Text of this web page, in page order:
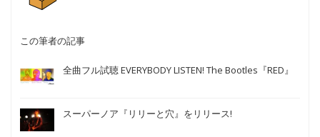
この筆者の記事
全曲フル試聴 EVERYBODY LISTEN! The Bootles『RED』
スーパーノア『リリーと穴』をリリース!